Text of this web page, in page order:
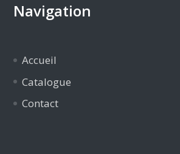
Navigation
Accueil
Catalogue
Contact